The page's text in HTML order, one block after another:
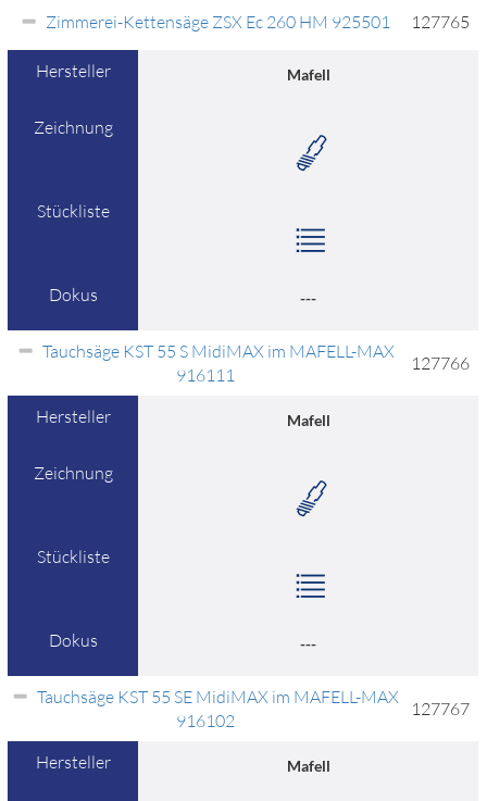
Zimmerei-Kettensäge ZSX Ec 260 HM 925501 127765
Hersteller Mafell
Zeichnung
Stückliste
Dokus ---
Tauchsäge KST 55 S MidiMAX im MAFELL-MAX
916111
127766
Hersteller Mafell
Zeichnung
Stückliste
Dokus ---
Tauchsäge KST 55 SE MidiMAX im MAFELL-MAX
916102
127767
Hersteller Mafell